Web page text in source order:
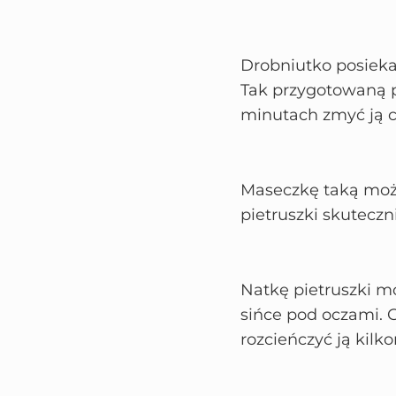
Drobniutko
Tak przygotowaną
minutach zmyć ją
Maseczkę taką
pietruszki
Natkę pietruszki
sińce pod oczami.
rozcieńczyć ją